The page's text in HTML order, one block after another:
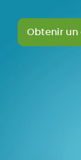
Obtenir un